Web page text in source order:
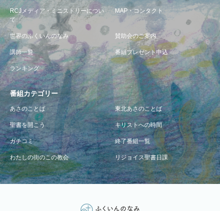
RCJメディア・ミニストリーについ
て
MAP・コンタクト
世界のふくいんのなみ 賛助会のご案内
講師一覧 番組プレゼント申込
ランキング
番組カテゴリー
あさのことば 東北あさのことば
聖書を開こう キリストへの時間
ガチコミ 終了番組一覧
わたしの街のこの教会 リジョイス聖書日課